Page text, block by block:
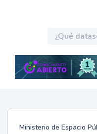
Ministerio de Espacio